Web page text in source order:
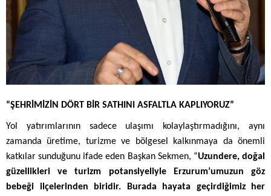
“ŞEHRİMİZİN DÖRT BİR SATHINI ASFALTLA KAPLIYORUZ”
Yol yatırımlarının sadece ulaşımı kolaylaştırmadığını, aynı
zamanda üretime, turizme ve bölgesel kalkınmaya da önemli
katkılar sunduğunu ifade eden Başkan Sekmen, “Uzundere, doğal
güzellikleri ve turizm potansiyeliyle Erzurum’umuzun göz
bebeği ilçelerinden biridir. Burada hayata geçirdiğimiz her